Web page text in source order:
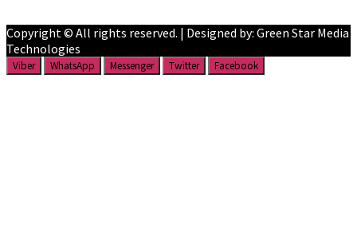
Copyright © All rights reserved. | Designed by: Green Star Media
Technologies
Viber WhatsApp Messenger Twitter Facebook